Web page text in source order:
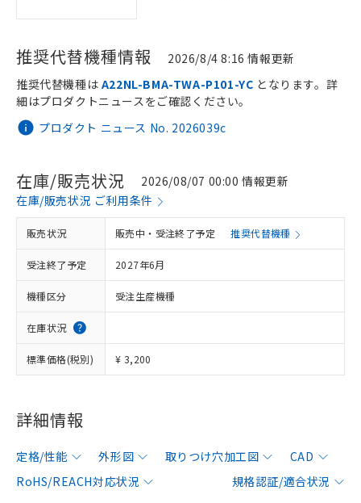
推奨代替機種情報 2026/8/4 8:16 情報更新
プロダクト ニュース No. 2026039c
推奨代替機種は A22NL-BMA-TWA-P101-YC となります。詳
細はプロダクトニュースをご確認ください。
在庫/販売状況
2026/08/07 00:00 情報更新
在庫/販売状況 ご利用条件
販売状況 販売中・受注終了予定 推奨代替機種
受注終了予定 2027年6月
機種区分 受注生産機種
在庫状況
標準価格(税別) ¥ 3,200
詳細情報
定格/性能 外形図 取りつけ穴加工図
CAD
RoHS/REACH対応状況
規格認証/適合状況